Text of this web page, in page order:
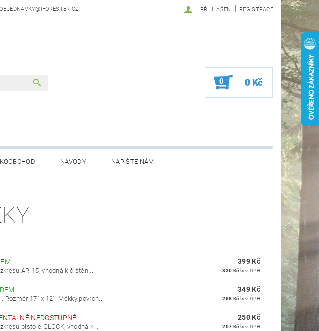
OBJEDNAVKY@IFORESTER.CZ PŘIHLÁŠENÍ | REGISTRACE
0 0 Kč
NÁVODY NAPIŠTE NÁM
AR-15, vhodná k čištění...
399 Kč
330 Kč bez DPH
Rozměr 17" x 12". Měkký povrch...
349 Kč
288 Kč bez DPH
NEDOSTUPNÉ
pistole GLOCK, vhodná k...
250 Kč
207 Kč bez DPH